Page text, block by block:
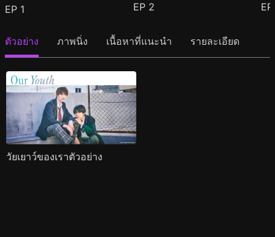
EP 1 EP 2
ตัวอย่าง ภาพนิ่ง เนื้อหาที่แนะนำ รายละเอียด
วัยเยาว์ของเราตัวอย่าง